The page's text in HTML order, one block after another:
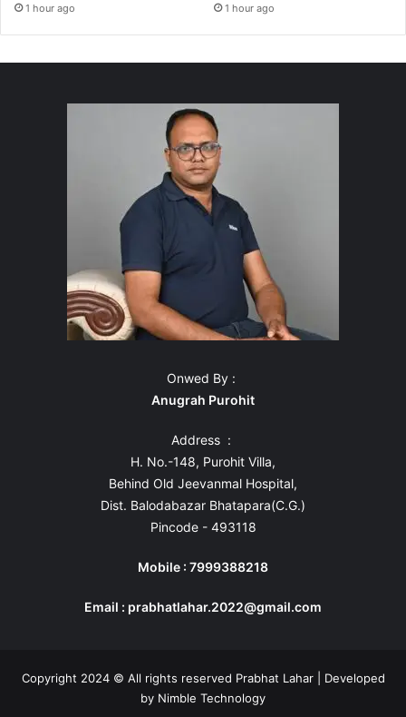
1 hour ago 1 hour ago
Onwed By :
Anugrah Purohit
Address :
H. No.-148, Purohit Villa,
Behind Old Jeevanmal Hospital,
Dist. Balodabazar Bhatapara(C.G.)
Pincode - 493118
Mobile : 7999388218
Email : prabhatlahar.2022@gmail.com
Copyright 2024 © All rights reserved Prabhat Lahar | Developed
by Nimble Technology